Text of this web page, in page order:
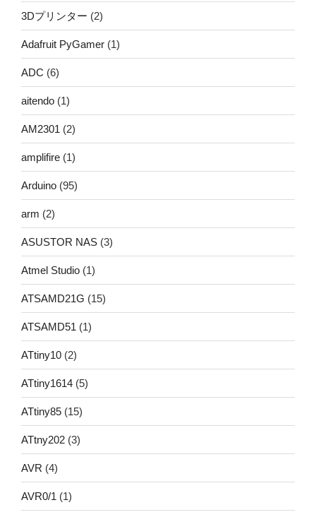
3Dプリンター (2)
Adafruit PyGamer (1)
ADC (6)
aitendo (1)
AM2301 (2)
amplifire (1)
Arduino (95)
arm (2)
ASUSTOR NAS (3)
Atmel Studio (1)
ATSAMD21G (15)
ATSAMD51 (1)
ATtiny10 (2)
ATtiny1614 (5)
ATtiny85 (15)
ATtny202 (3)
AVR (4)
AVR0/1 (1)